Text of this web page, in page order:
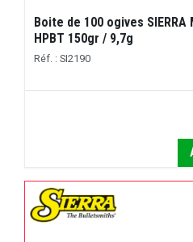
Boite de 100 ogives
HPBT 150gr / 9,7g
Réf. : SI2190